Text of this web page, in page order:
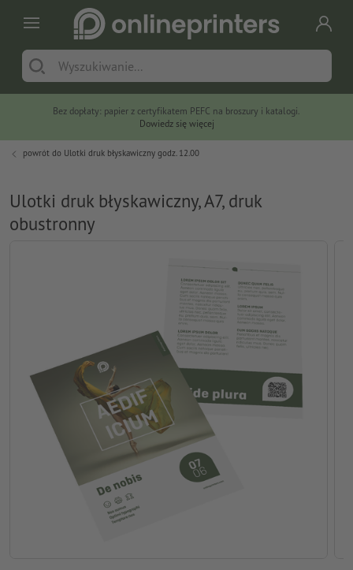
Bez dopłaty: papier z certyfikatem PEFC na broszury i katalogi.
Dowiedz się więcej
powrót do Ulotki druk błyskawiczny godz. 12.00
Ulotki druk błyskawiczny, A7, druk
obustronny